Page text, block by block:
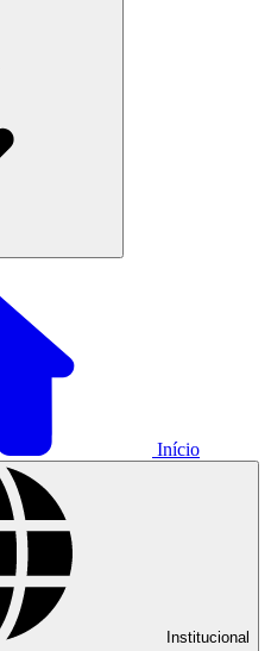
Início
Institucional